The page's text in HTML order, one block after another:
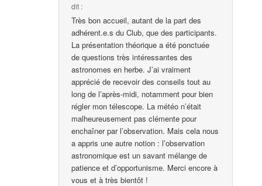
dit :
Très bon accueil, autant de la part des
adhérent.e.s du Club, que des participants.
La présentation théorique a été ponctuée
de questions très intéressantes des
astronomes en herbe. J’ai vraiment
apprécié de recevoir des conseils tout au
long de l’après-midi, notamment pour bien
régler mon télescope. La météo n’était
malheureusement pas clémente pour
enchaîner par l’observation. Mais cela nous
a appris une autre notion : l’observation
astronomique est un savant mélange de
patience et d’opportunisme. Merci encore à
vous et à très bientôt !